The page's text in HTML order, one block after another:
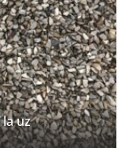
uz